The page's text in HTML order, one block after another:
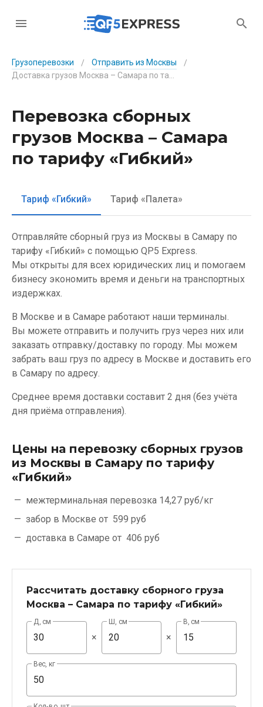
Грузоперевозки / Отправить из Москвы
/
Перевозка сборных
грузов Москва – Самара
по тарифу «Гибкий»
Тариф «Гибкий» Тариф «Палета»
Отправляйте сборный груз из Москвы в Самару по
тарифу «Гибкий» с помощью QP5 Express.
Мы открыты для всех юридических лиц и помогаем
бизнесу экономить время и деньги на транспортных
издержках.
В Москве и в Самаре работают наши терминалы.
Вы можете отправить и получить груз через них или
заказать отправку/доставку по городу. Мы можем
забрать ваш груз по адресу в Москве и доставить его
в Самару по адресу.
Среднее время доставки составит 2 дня (без учёта
дня приёма отправления).
Цены на перевозку сборных грузов
из Москвы в Самару по тарифу
«Гибкий»
межтерминальная перевозка 14,27 руб/кг
забор в Москве от 599 руб
доставка в Самаре от 406 руб
Рассчитать доставку сборного груза
Москва – Самара по тарифу «Гибкий»
Д, см
×
Ш, см
×
В, см
Вес, кг